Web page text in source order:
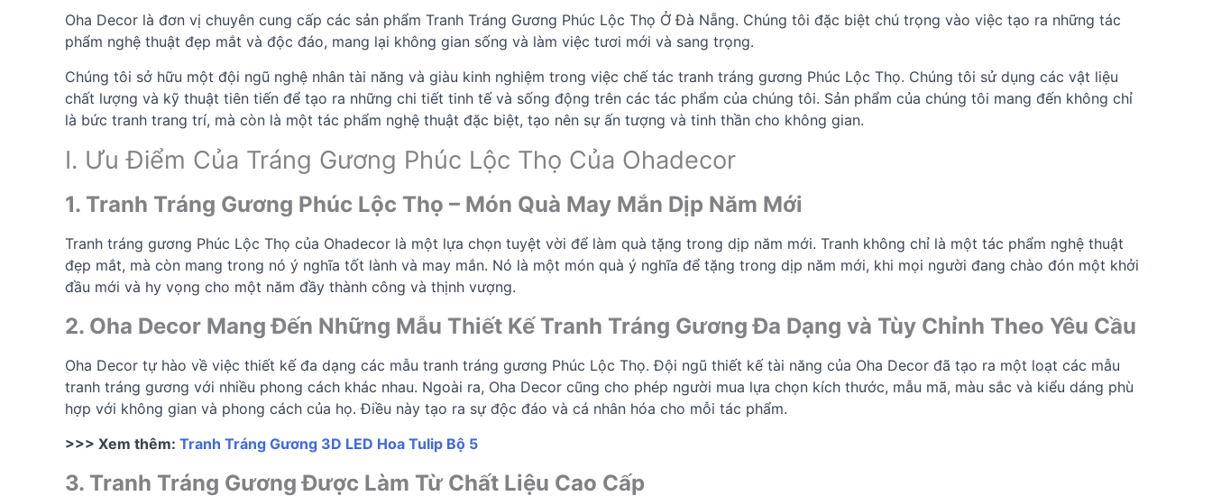
Oha Decor là đơn vị chuyên cung cấp các sản phẩm Tranh Tráng Gương Phúc Lộc Thọ Ở Đà Nẵng. Chúng tôi đặc biệt chú trọng vào việc tạo ra những tác
phẩm nghệ thuật đẹp mắt và độc đáo, mang lại không gian sống và làm việc tươi mới và sang trọng.
Chúng tôi sở hữu một đội ngũ nghệ nhân tài năng và giàu kinh nghiệm trong việc chế tác tranh tráng gương Phúc Lộc Thọ. Chúng tôi sử dụng các vật liệu
chất lượng và kỹ thuật tiên tiến để tạo ra những chi tiết tinh tế và sống động trên các tác phẩm của chúng tôi. Sản phẩm của chúng tôi mang đến không chỉ
là bức tranh trang trí, mà còn là một tác phẩm nghệ thuật đặc biệt, tạo nên sự ấn tượng và tinh thần cho không gian.
I. Ưu Điểm Của Tráng Gương Phúc Lộc Thọ Của Ohadecor
1. Tranh Tráng Gương Phúc Lộc Thọ – Món Quà May Mắn Dịp Năm Mới
Tranh tráng gương Phúc Lộc Thọ của Ohadecor là một lựa chọn tuyệt vời để làm quà tặng trong dịp năm mới. Tranh không chỉ là một tác phẩm nghệ thuật
đẹp mắt, mà còn mang trong nó ý nghĩa tốt lành và may mắn. Nó là một món quà ý nghĩa để tặng trong dịp năm mới, khi mọi người đang chào đón một khởi
đầu mới và hy vọng cho một năm đầy thành công và thịnh vượng.
2. Oha Decor Mang Đến Những Mẫu Thiết Kế Tranh Tráng Gương Đa Dạng và Tùy Chỉnh Theo Yêu Cầu
Oha Decor tự hào về việc thiết kế đa dạng các mẫu tranh tráng gương Phúc Lộc Thọ. Đội ngũ thiết kế tài năng của Oha Decor đã tạo ra một loạt các mẫu
tranh tráng gương với nhiều phong cách khác nhau. Ngoài ra, Oha Decor cũng cho phép người mua lựa chọn kích thước, mẫu mã, màu sắc và kiểu dáng phù
hợp với không gian và phong cách của họ. Điều này tạo ra sự độc đáo và cá nhân hóa cho mỗi tác phẩm.
>>> Xem thêm: Tranh Tráng Gương 3D LED Hoa Tulip Bộ 5
3. Tranh Tráng Gương Được Làm Từ Chất Liệu Cao Cấp